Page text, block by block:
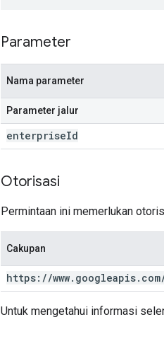
Parameter
Nama parameter
Parameter jalur
enterpriseId
Otorisasi
Permintaan ini memerlukan
Cakupan
https: //www. googleapis. com
Untuk mengetahui informasi